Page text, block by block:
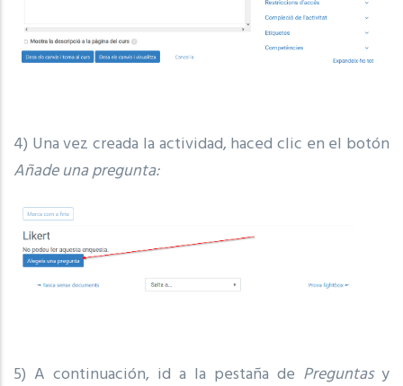
4) Una vez creada la actividad, haced clic en el botón
Añade una pregunta:
5) A continuación, id a la pestaña de Preguntasy